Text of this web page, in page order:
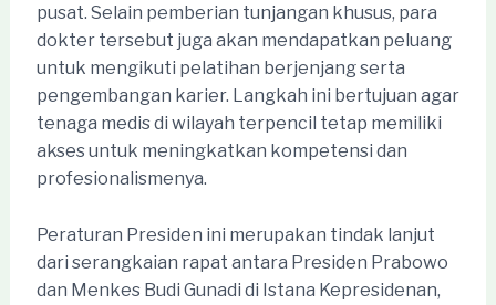
pusat. Selain pemberian tunjangan khusus, para
dokter tersebut juga akan mendapatkan peluang
untuk mengikuti pelatihan berjenjang serta
pengembangan karier. Langkah ini bertujuan agar
tenaga medis di wilayah terpencil tetap memiliki
akses untuk meningkatkan kompetensi dan
profesionalismenya.
Peraturan Presiden ini merupakan tindak lanjut
dari serangkaian rapat antara Presiden Prabowo
dan Menkes Budi Gunadi di Istana Kepresidenan,